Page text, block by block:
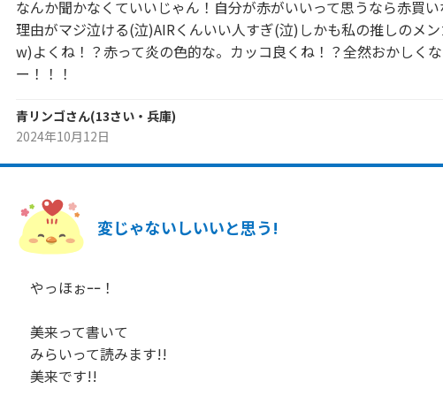
なんか聞かなくていいじゃん！自分が赤がいいって思うなら赤買
理由がマジ泣ける(泣)AIRくんいい人すぎ(泣)しかも私の推しのメ
w)よくね！？赤って炎の色的な。カッコ良くね！？全然おかしく
ー！！！
青リンゴさん(13さい・ 兵庫)
2024年10月12日
変じゃないしいいと思う!
やっほぉｰｰ！
美来って書いて
みらいって読みます!!
美来です!!